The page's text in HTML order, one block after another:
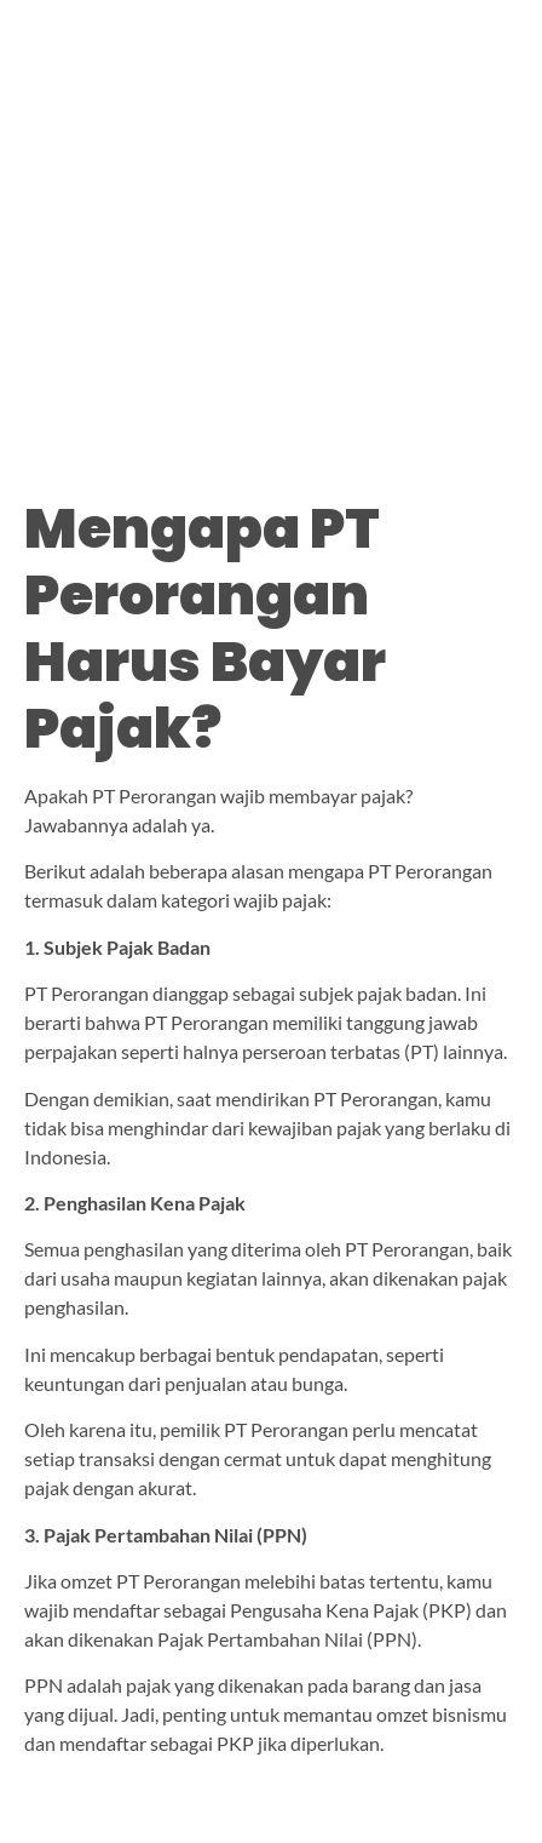
Mengapa PT
Perorangan
Harus Bayar
Pajak?
Apakah PT Perorangan wajib membayar pajak?
Jawabannya adalah ya.
Berikut adalah beberapa alasan mengapa PT Perorangan
termasuk dalam kategori wajib pajak:
1. Subjek Pajak Badan
PT Perorangan dianggap sebagai subjek pajak badan. Ini
berarti bahwa PT Perorangan memiliki tanggung jawab
perpajakan seperti halnya perseroan terbatas (PT) lainnya.
Dengan demikian, saat mendirikan PT Perorangan, kamu
tidak bisa menghindar dari kewajiban pajak yang berlaku di
Indonesia.
2. Penghasilan Kena Pajak
Semua penghasilan yang diterima oleh PT Perorangan, baik
dari usaha maupun kegiatan lainnya, akan dikenakan pajak
penghasilan.
Ini mencakup berbagai bentuk pendapatan, seperti
keuntungan dari penjualan atau bunga.
Oleh karena itu, pemilik PT Perorangan perlu mencatat
setiap transaksi dengan cermat untuk dapat menghitung
pajak dengan akurat.
3. Pajak Pertambahan Nilai (PPN)
Jika omzet PT Perorangan melebihi batas tertentu, kamu
wajib mendaftar sebagai Pengusaha Kena Pajak (PKP) dan
akan dikenakan Pajak Pertambahan Nilai (PPN).
PPN adalah pajak yang dikenakan pada barang dan jasa
yang dijual. Jadi, penting untuk memantau omzet bisnismu
dan mendaftar sebagai PKP jika diperlukan.